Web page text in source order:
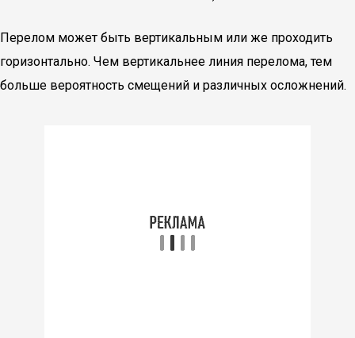
Перелом может быть вертикальным или же проходить
горизонтально. Чем вертикальнее линия перелома, тем
больше вероятность смещений и различных осложнений.